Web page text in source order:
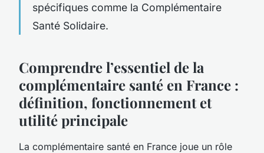
spécifiques comme la Complémentaire
Santé Solidaire.
Comprendre l’essentiel de la
complémentaire santé en France :
définition, fonctionnement et
utilité principale
La complémentaire santé en France joue un rôle